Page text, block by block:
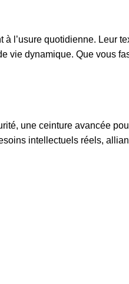
l’usure quotidienne. Leur
vie dynamique. Que vous
une ceinture avancée
intellectuels réels,